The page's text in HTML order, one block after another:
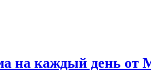
на каждый день от